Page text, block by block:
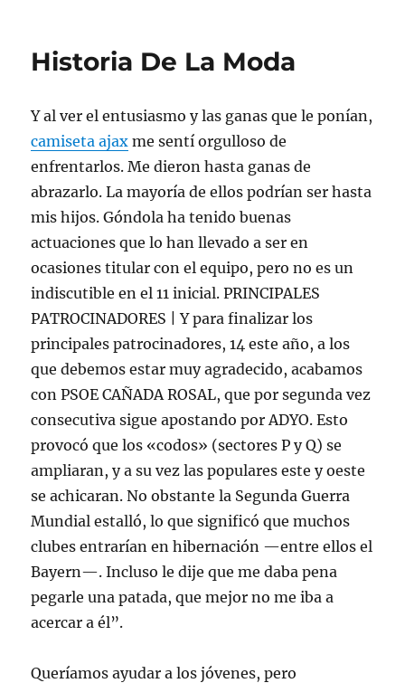
Historia De La Moda
Y al ver el entusiasmo y las ganas que le ponían,
camiseta ajax me sentí orgulloso de
enfrentarlos. Me dieron hasta ganas de
abrazarlo. La mayoría de ellos podrían ser hasta
mis hijos. Góndola ha tenido buenas
actuaciones que lo han llevado a ser en
ocasiones titular con el equipo, pero no es un
indiscutible en el 11 inicial. PRINCIPALES
PATROCINADORES | Y para finalizar los
principales patrocinadores, 14 este año, a los
que debemos estar muy agradecido, acabamos
con PSOE CAÑADA ROSAL, que por segunda vez
consecutiva sigue apostando por ADYO. Esto
provocó que los «codos» (sectores P y Q) se
ampliaran, y a su vez las populares este y oeste
se achicaran. No obstante la Segunda Guerra
Mundial estalló, lo que significó que muchos
clubes entrarían en hibernación —entre ellos el
Bayern—. Incluso le dije que me daba pena
pegarle una patada, que mejor no me iba a
acercar a él”.
Queríamos ayudar a los jóvenes, pero